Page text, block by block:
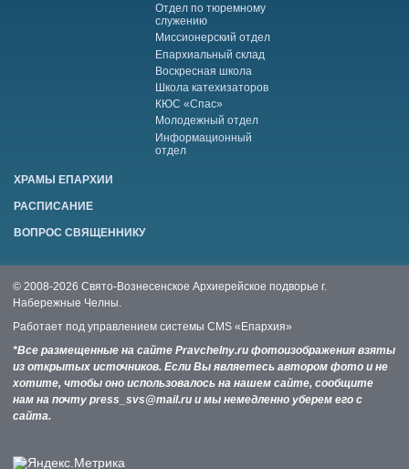
Отдел по тюремному
служению
Миссионерский отдел
Епархиальный склад
Воскресная школа
Школа катехизаторов
КЮС «Спас»
Молодежный отдел
Информационный
отдел
ХРАМЫ ЕПАРХИИ
РАСПИСАНИЕ
ВОПРОС СВЯЩЕННИКУ
© 2008-2026 Свято-Вознесенское Архиерейское подворье г.
Набережные Челны.
Работает под управлением системы CMS «Епархия»
*Все размещенные на сайте Pravchelny.ru фотоизображения взяты
из открытых источников. Если Вы являетесь автором фото и не
хотите, чтобы оно использовалось на нашем сайте, сообщите
нам на почту press_svs@mail.ru и мы немедленно уберем его с
сайта.